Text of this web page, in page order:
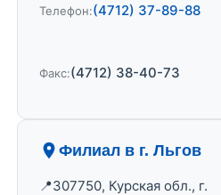
Телефон:(4712) 37-89-88
Факс:(4712) 38-40-73
Филиал в г. Льгов
307750, Курская обл., г.